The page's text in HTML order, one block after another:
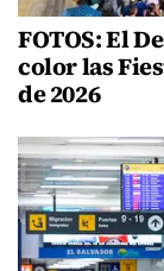
FOTOS: El
color las
de 2026